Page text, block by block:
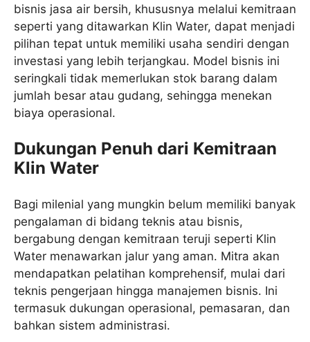
bisnis jasa air bersih, khususnya melalui kemitraan
seperti yang ditawarkan Klin Water, dapat menjadi
pilihan tepat untuk memiliki usaha sendiri dengan
investasi yang lebih terjangkau. Model bisnis ini
seringkali tidak memerlukan stok barang dalam
jumlah besar atau gudang, sehingga menekan
biaya operasional.
Dukungan Penuh dari Kemitraan
Klin Water
Bagi milenial yang mungkin belum memiliki banyak
pengalaman di bidang teknis atau bisnis,
bergabung dengan kemitraan teruji seperti Klin
Water menawarkan jalur yang aman. Mitra akan
mendapatkan pelatihan komprehensif, mulai dari
teknis pengerjaan hingga manajemen bisnis. Ini
termasuk dukungan operasional, pemasaran, dan
bahkan sistem administrasi.